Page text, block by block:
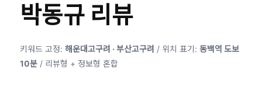
박동규 리뷰
키워드 고정: 해운대고구려 · 부산고구려 / 위치 표기: 동백역 도보
10분 / 리뷰형 + 정보형 혼합